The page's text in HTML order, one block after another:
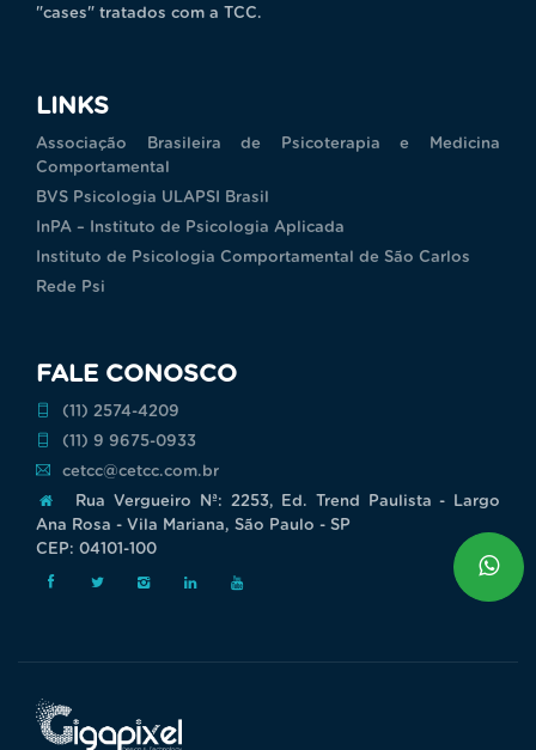
"cases" tratados com a TCC.
LINKS
Associação Brasileira de Psicoterapia e Medicina
Comportamental
BVS Psicologia ULAPSI Brasil
InPA – Instituto de Psicologia Aplicada
Instituto de Psicologia Comportamental de São Carlos
Rede Psi
FALE CONOSCO
(11) 2574-4209
(11) 9 9675-0933
cetcc@cetcc.com.br
Rua Vergueiro Nª: 2253, Ed. Trend Paulista - Largo
Ana Rosa - Vila Mariana, São Paulo - SP
CEP: 04101-100